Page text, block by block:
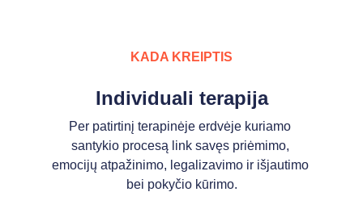
KADA KREIPTIS
Individuali terapija
Per patirtinį terapinėje erdvėje kuriamo
santykio procesą link savęs priėmimo,
emocijų atpažinimo, legalizavimo ir išjautimo
bei pokyčio kūrimo.